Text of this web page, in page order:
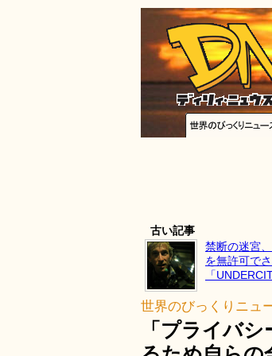
古い記事
禁断の迷宮
を無許可で
「
世界のびっくりニュ
「プライバ